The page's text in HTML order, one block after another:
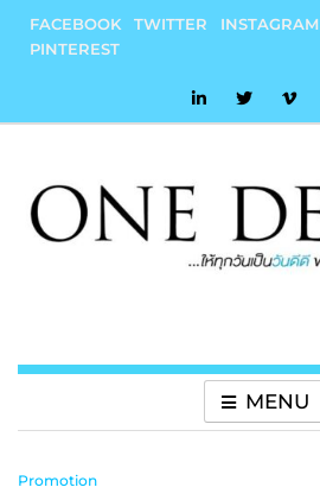
content
FACEBOOK TWITTER INSTAGRAM
PINTEREST
MENU
Promotion